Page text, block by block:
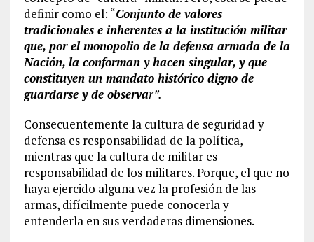
definir como el: “Conjunto de valores
tradicionales e inherentes a la institución militar
que, por el monopolio de la defensa armada de la
Nación, la conforman y hacen singular, y que
constituyen un mandato histórico digno de
guardarse y de observar”.
Consecuentemente la cultura de seguridad y
defensa es responsabilidad de la política,
mientras que la cultura de militar es
responsabilidad de los militares. Porque, el que no
haya ejercido alguna vez la profesión de las
armas, difícilmente puede conocerla y
entenderla en sus verdaderas dimensiones.